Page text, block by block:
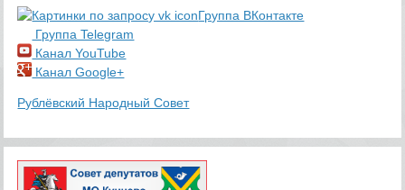
Группа ВКонтакте
Группа Telegram
Канал YouTube
Канал Google+
Рублёвский Народный Совет